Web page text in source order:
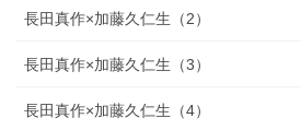
長田真作×加藤久仁生（2）
長田真作×加藤久仁生（3）
長田真作×加藤久仁生（4）